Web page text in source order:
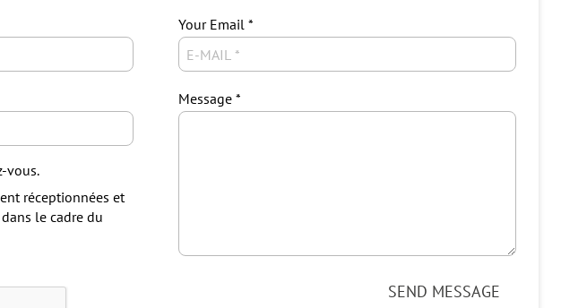
Your Email
vous.
réceptionnées et
le cadre du
Message
SEND MESSAGE